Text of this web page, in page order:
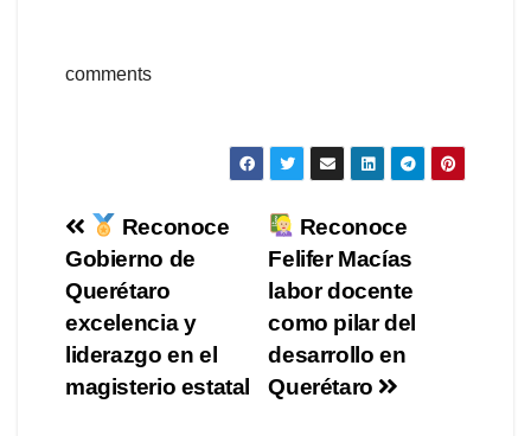
comments
Navegación
de
entradas
Reconoce
Felifer Macías
labor docente
como pilar del
desarrollo en
Querétaro
Reconoce
Gobierno de
Querétaro
excelencia y
liderazgo en el
magisterio estatal